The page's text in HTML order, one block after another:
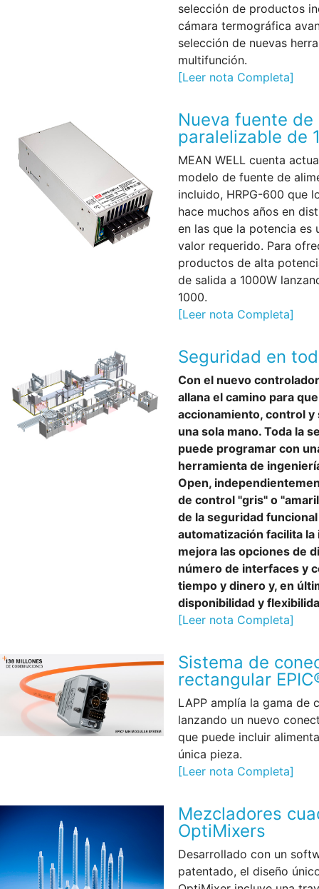
selección de productos
cámara termográfica
selección de nuevas
multifunción.
[Leer nota Completa]
Nueva fuente
paralelizable de
MEAN WELL cuenta
modelo de fuente de
incluido, HRPG-600 que
hace muchos años en
en las que la potencia es
valor requerido. Para
productos de alta
de salida a 1000W
1000.
[Leer nota Completa]
Seguridad en
Con el nuevo
allana el camino para
accionamiento, control
una sola mano. Toda la
puede programar con
herramienta de
Open,
de control "gris" o
de la seguridad
automatización facilita la
mejora las opciones de
número de interfaces y
tiempo y dinero y, en
disponibilidad y
[Leer nota Completa]
Sistema de
rectangular
LAPP amplía la gama de
lanzando un nuevo
que puede incluir
única pieza.
[Leer nota Completa]
Mezcladores
OptiMixers
Desarrollado con un
patentado, el diseño